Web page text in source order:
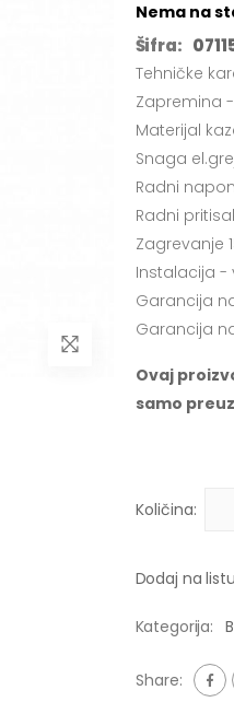
Nema na
Šifra:
Tehničke
Zapremina -
Materijal
Snaga
Radni
Radni
Zagrevanje
Instalacija -
Garancija
Garancija
Ovaj
samo
Količina:
Dodaj na
Kategorija:
Share: